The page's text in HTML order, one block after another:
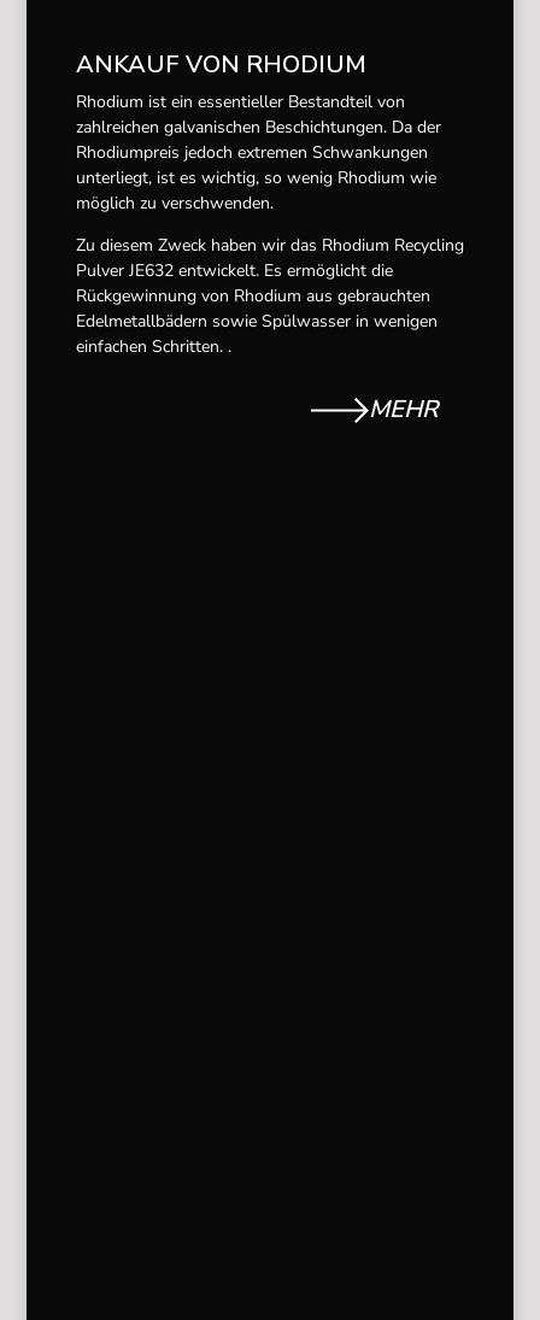
ANKAUF VON RHODIUM
Rhodium ist ein essentieller Bestandteil von
zahlreichen galvanischen Beschichtungen. Da der
Rhodiumpreis jedoch extremen Schwankungen
unterliegt, ist es wichtig, so wenig Rhodium wie
möglich zu verschwenden.
Zu diesem Zweck haben wir das Rhodium Recycling
Pulver JE632 entwickelt. Es ermöglicht die
Rückgewinnung von Rhodium aus gebrauchten
Edelmetallbädern sowie Spülwasser in wenigen
einfachen Schritten. .
MEHR